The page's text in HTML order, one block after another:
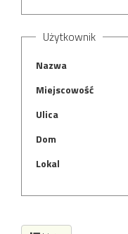
Użytkownik
Nazwa
Miejscowość
Ulica
Dom
Lokal